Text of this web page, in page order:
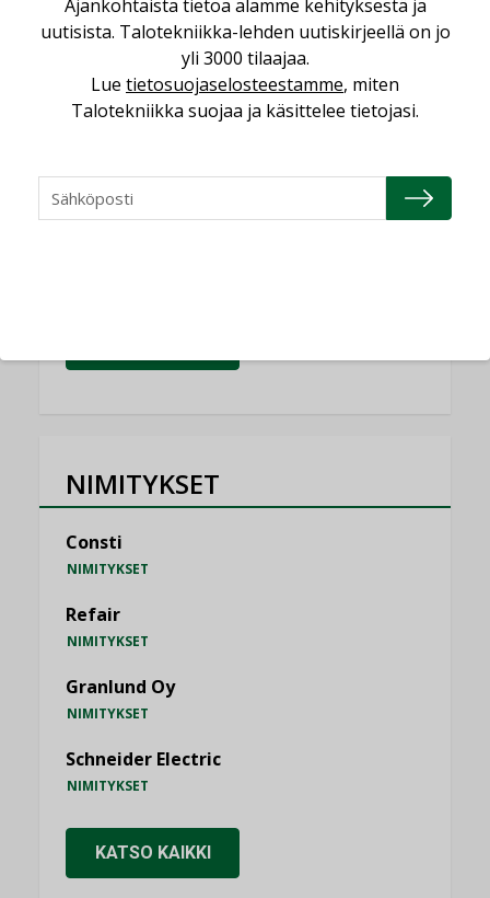
Yli miljoona kotia on vailla toimivaa
ilmanvaihtoa
KOLUMNI
Miten varmistetaan EPD-dokumenteista
KOLUMNI
Vesi- ja viemärimitoittaminen on
NIMITYKSET
Consti
NIMITYKSET
Refair
NIMITYKSET
Granlund Oy
NIMITYKSET
Schneider Electric
NIMITYKSET
KATSO KAIKKI
Ajankohtaista tietoa alamme kehityksestä ja
uutisista. Talotekniikka-lehden uutiskirjeellä on jo
yli 3000 tilaajaa.
Lue tietosuojaselosteestamme, miten
Talotekniikka suojaa ja käsittelee tietojasi.